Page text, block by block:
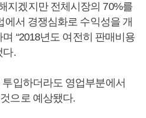
지겠지만 전체시장의 70%를
에서 경쟁심화로 수익성을 개
“2018년도 여전히 판매비용
다.
입하더라도 영업부분에서
으로 예상됐다.